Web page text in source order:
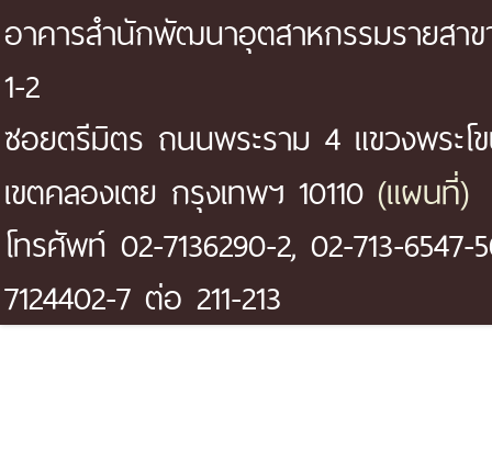
อาคารสำนักพัฒนาอุตสาหกรรมรายสา
1-2
ซอยตรีมิตร ถนนพระราม 4 แขวงพระโ
เขตคลองเตย กรุงเทพฯ 10110 (แผนที่)
โทรศัพท์ 02-7136290-2, 02-713-6547-
7124402-7 ต่อ 211-213